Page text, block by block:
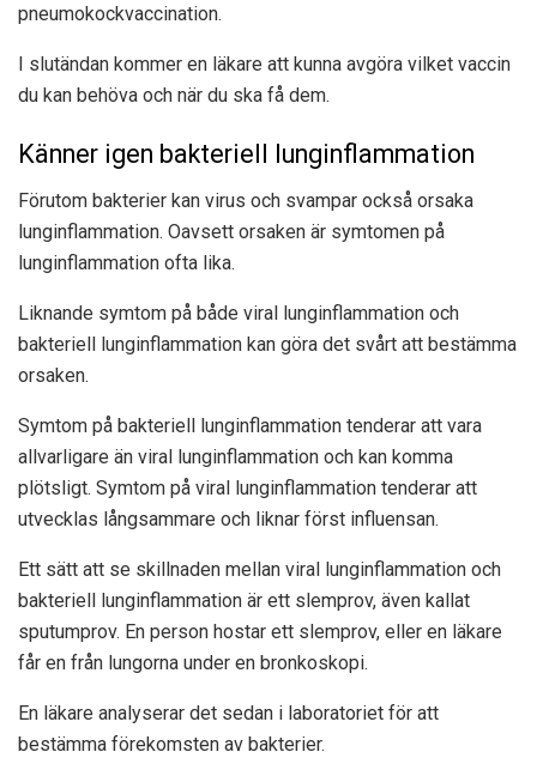
pneumokockvaccination.
I slutändan kommer en läkare att kunna avgöra vilket vaccin
du kan behöva och när du ska få dem.
Känner igen bakteriell lunginflammation
Förutom bakterier kan virus och svampar också orsaka
lunginflammation. Oavsett orsaken är symtomen på
lunginflammation ofta lika.
Liknande symtom på både viral lunginflammation och
bakteriell lunginflammation kan göra det svårt att bestämma
orsaken.
Symtom på bakteriell lunginflammation tenderar att vara
allvarligare än viral lunginflammation och kan komma
plötsligt. Symtom på viral lunginflammation tenderar att
utvecklas långsammare och liknar först influensan.
Ett sätt att se skillnaden mellan viral lunginflammation och
bakteriell lunginflammation är ett slemprov, även kallat
sputumprov. En person hostar ett slemprov, eller en läkare
får en från lungorna under en bronkoskopi.
En läkare analyserar det sedan i laboratoriet för att
bestämma förekomsten av bakterier.